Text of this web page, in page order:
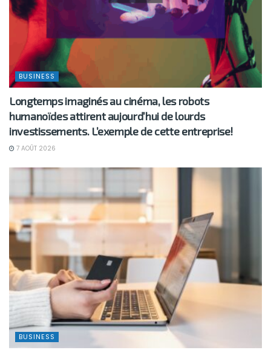
BUSINESS
Longtemps imaginés au cinéma, les robots
humanoïdes attirent aujourd’hui de lourds
investissements. L’exemple de cette entreprise!
7 AOÛT 2026
BUSINESS